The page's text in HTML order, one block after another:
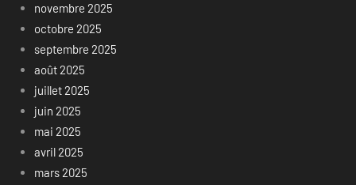
novembre 2025
octobre 2025
septembre 2025
août 2025
juillet 2025
juin 2025
mai 2025
avril 2025
mars 2025